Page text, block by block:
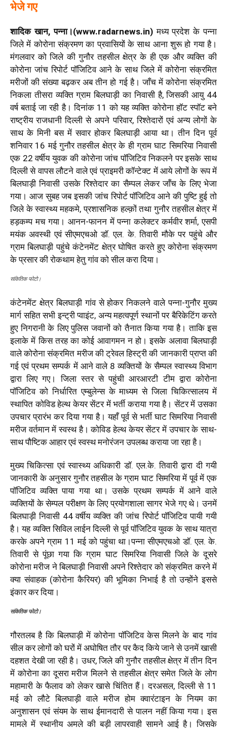
भेजे गए
शादिक खान, पन्ना।(www.radarnews.in)मध्य प्रदेश के पन्ना
जिले में कोरोना संक्रमण का प्रवासियों के साथ आना शुरू हो गया है।
मंगलवार को जिले की गुनौर तहसील क्षेत्र के ही एक और व्यक्ति की
कोरोना जांच रिपोर्ट पॉजिटिव आने के साथ जिले में कोरोना संक्रमित
मरीजों की संख्या बढ़कर अब तीन हो गई है। जाँच में कोरोना संक्रमित
निकला तीसरा व्यक्ति ग्राम बिलघाड़ी का निवासी है, जिसकी आयु 44
वर्ष बताई जा रही है। दिनांक 11 को यह व्यक्ति कोरोना हॉट स्पॉट बने
राष्ट्रीय राजधानी दिल्ली से अपने परिवार, रिश्तेदारों एवं अन्य लोगों के
साथ के मिनी बस में सवार होकर बिलघाड़ी आया था। तीन दिन पूर्व
शनिवार 16 मई गुनौर तहसील क्षेत्र के ही ग्राम घाट सिमरिया निवासी
एक 22 वर्षीय युवक की कोरोना जांच पॉजिटिव निकलने पर इसके साथ
दिल्ली से वापस लौटने वाले एवं प्राइमरी कॉन्टेक्ट में आये लोगों के रूप में
बिलघाड़ी निवासी उसके रिश्तेदार का सैम्पल लेकर जाँच के लिए भेजा
गया। आज सुबह जब इसकी जांच रिपोर्ट पॉजिटिव आने की पुष्टि हुई तो
जिले के स्वास्थ्य महकमे, प्रशासनिक हल्क़ों तथा गुनौर तहसील क्षेत्र में
हड़कम्प मच गया। आनन-फानन में पन्ना कलेक्टर कर्मवीर शर्मा, एसपी
मयंक अवस्थी एवं सीएमएचओ डॉ. एल. के. तिवारी मौके पर पहुंचे और
ग्राम बिलघाड़ी पहुंचे कंटेनमेंट क्षेत्र घोषित करते हुए कोरोना संक्रमण
के प्रसार की रोकथाम हेतु गांव को सील करा दिया।
सांकेतिक फोटो।
कंटेनमेंट क्षेत्र बिलघाड़ी गांव से होकर निकलने वाले पन्ना-गुनौर मुख्य
मार्ग सहित सभी इन्ट्री प्वाइंट, अन्य महत्वपूर्ण स्थानों पर बैरिकेटिंग करते
हुए निगरानी के लिए पुलिस जवानों को तैनात किया गया है। ताकि इस
इलाके में किस तरह का कोई आवागमन न हो। इसके अलावा बिलघाड़ी
वाले कोरोना संक्रमित मरीज की ट्रेवल हिस्ट्री की जानकारी प्राप्त की
गई एवं प्रथम सम्पर्क में आने वाले 8 व्यक्तियों के सैम्पल स्वास्थ्य विभाग
द्वारा लिए गए। जिला स्तर से पहुंची आरआरटी टीम द्वारा कोरोना
पाॅजिटिव को निर्धारित एम्बुलेन्स के माध्यम से जिला चिकित्सालय में
स्थापित कोविड हेल्थ केयर सेंटर में भर्ती कराया गया है। सेंटर में उसका
उपचार प्रारंभ कर दिया गया है। यहाँ पूर्व से भर्ती घाट सिमरिया निवासी
मरीज वर्तमान में स्वस्थ है। कोविड हेल्थ केयर सेंटर में उपचार के साथ-
साथ पौष्टिक आहार एवं स्वस्थ मनोरंजन उपलब्ध कराया जा रहा है।
मुख्य चिकित्सा एवं स्वास्थ्य अधिकारी डाॅ. एल.के. तिवारी द्वारा दी गयी
जानकारी के अनुसार गुनौर तहसील के ग्राम घाट सिमरिया में पूर्व में एक
पाॅजिटिव व्यक्ति पाया गया था। उसके प्रथम सम्पर्क में आने वाले
व्यक्तियों के सेम्पल परीक्षण के लिए प्रयोगशाला सागर भेजे गए थे। उनमें
बिलघाड़ी निवासी 44 वर्षीय व्यक्ति की जांच रिपोर्ट पाॅजिटिव पायी गयी
है। यह व्यक्ति सिविल लाईन दिल्ली से पूर्व पाॅजिटिव युवक के साथ यात्रा
करके अपने ग्राम 11 मई को पहुंचा था।पन्ना सीएमएचओ डॉ. एल. के.
तिवारी से पूंछा गया कि ग्राम घाट सिमरिया निवासी जिले के दूसरे
कोरोना मरीज ने बिलघाड़ी निवासी अपने रिश्तेदार को संक्रमित करने में
क्या संवाहक (कोरोना कैरियर) की भूमिका निभाई है तो उन्होंने इससे
इंकार कर दिया।
सांकेतिक फोटो।
गौरतलब है कि बिलघाड़ी में कोरोना पाॅजिटिव केस मिलने के बाद गांव
सील कर लोगों को घरों में अघोषित तौर पर कैद किये जाने से उनमें खासी
दहशत देखी जा रही है। उधर, जिले की गुनौर तहसील क्षेत्र में तीन दिन
में कोरोना का दूसरा मरीज मिलने से तहसील क्षेत्र समेत जिले के लोग
महामारी के फैलाव को लेकर खासे चिंतित हैं। दरअसल, दिल्ली से 11
मई को लौटे बिलघाड़ी वाले मरीज होम क्वारंटाइन के नियम का
अनुशासन एवं संयम के साथ ईमानदारी से पालन नहीं किया गया। इस
मामले में स्थानीय अमले की बड़ी लापरवाही सामने आई है। जिसके